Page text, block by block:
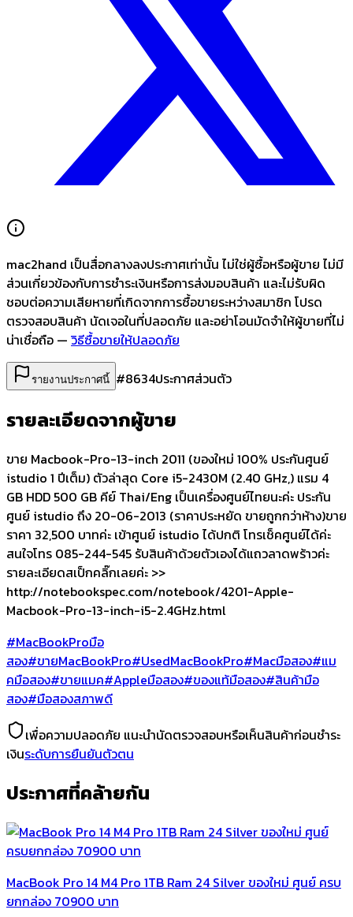
mac2hand เป็นสื่อกลางลงประกาศเท่านั้น ไม่ใช่ผู้ซื้อหรือผู้ขาย ไม่มี
ส่วนเกี่ยวข้องกับการชำระเงินหรือการส่งมอบสินค้า และไม่รับผิด
ชอบต่อความเสียหายที่เกิดจากการซื้อขายระหว่างสมาชิก โปรด
ตรวจสอบสินค้า นัดเจอในที่ปลอดภัย และอย่าโอนมัดจำให้ผู้ขายที่ไม่
น่าเชื่อถือ — วิธีซื้อขายให้ปลอดภัย
รายงานประกาศนี้ #8634ประกาศส่วนตัว
รายละเอียดจากผู้ขาย
ขาย Macbook-Pro-13-inch 2011 (ของใหม่ 100% ประกันศูนย์
istudio 1 ปีเต็ม) ตัวล่าสุด Core i5-2430M (2.40 GHz,) แรม 4
GB HDD 500 GB คีย์ Thai/Eng เป็นเครื่องศูนย์ไทยนะค่ะ ประกัน
ศูนย์ istudio ถึง 20-06-2013 (ราคาประหยัด ขายถูกกว่าห้าง)ขาย
ราคา 32,500 บาทค่ะ เข้าศูนย์ istudio ได้ปกติ โทรเช็คศูนย์ได้ค่ะ
สนใจโทร 085-244-545 รับสินค้าด้วยตัวเองได้แถวลาดพร้าวค่ะ
รายละเอียดสเป็กคลิ๊กเลยค่ะ >>
http://notebookspec.com/notebook/4201-Apple-
Macbook-Pro-13-inch-i5-2.4GHz.html
#MacBookProมือ
สอง#ขายMacBookPro#UsedMacBookPro#Macมือสอง#แม
คมือสอง#ขายแมค#Appleมือสอง#ของแท้มือสอง#สินค้ามือ
สอง#มือสองสภาพดี
เพื่อความปลอดภัย แนะนำนัดตรวจสอบหรือเห็นสินค้าก่อนชำระ
เงินระดับการยืนยันตัวตน
ประกาศที่คล้ายกัน
MacBook Pro 14 M4 Pro 1TB Ram 24 Silver ของใหม่ ศูนย์ ครบ
ยกกล่อง 70900 บาท